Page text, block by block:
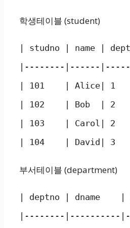
학생테이블 (student)
| studno | name |
|--------|------
| 101    | Alice| 1
| 102    | Bob  | 2
| 103    | Carol| 2
| 104    | David| 3
부서테이블 (department)
| deptno | dname
|--------|----------